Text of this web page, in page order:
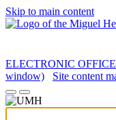
Skip to main content
ELECTRONIC OFFICE
window)
Site content